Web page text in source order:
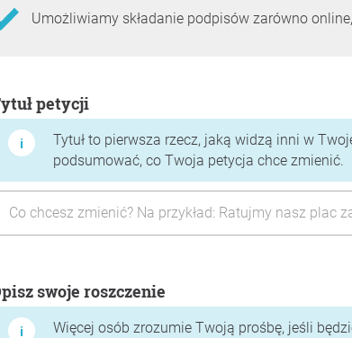
Umożliwiamy składanie podpisów zarówno
Tytuł petycji
Tytuł to pierwsza rzecz, jaką widzą inni w
podsumować, co Twoja petycja chce zmienić.
Opisz swoje roszczenie
Więcej osób zrozumie Twoją prośbę, jeśli